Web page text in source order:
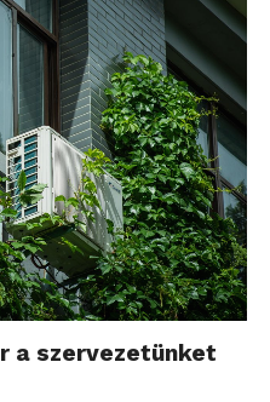
a szervezetünket